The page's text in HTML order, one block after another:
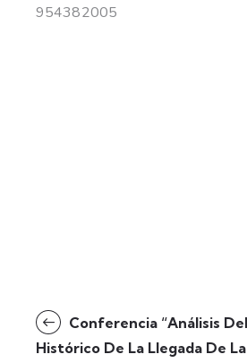
954382005
Conferencia “Análisis
Histórico De La Llegada De